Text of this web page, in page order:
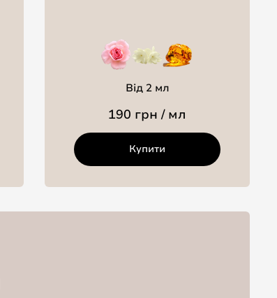
Від 2 мл
190 грн / мл
Купити